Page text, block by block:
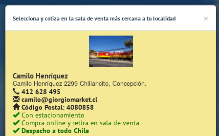
(Whatsapp Sólo de Lunes a Viernes de 08:15 a 17:45)
×
Selecciona y cotiza en la sala de venta más cercana a tu localidad
Camilo Henríquez
Camilo Henríquez 2299 Chillancito, Concepción.
412 628 495
camilo@giorgiomarket.cl
Código Postal: 4080858
Con estacionamiento
Compra online y retira en sala de venta
Despacho a todo Chile